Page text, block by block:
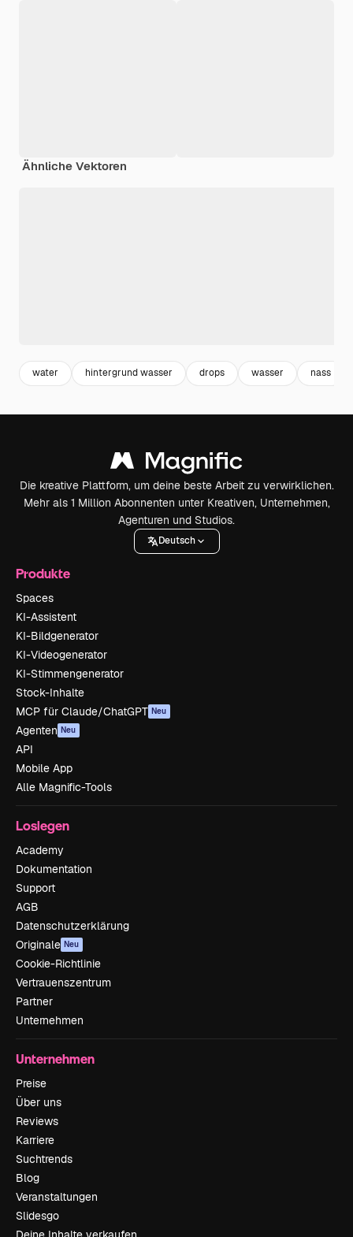
Ähnliche Vektoren
water hintergrund wasser drops wasser nass
Die kreative Plattform, um deine beste Arbeit zu verwirklichen.
Mehr als 1 Million Abonnenten unter Kreativen, Unternehmen,
Agenturen und Studios.
Deutsch
Produkte
Spaces
KI-Assistent
KI-Bildgenerator
KI-Videogenerator
KI-Stimmengenerator
Stock-Inhalte
MCP für Claude/ChatGPT Neu
Agenten Neu
API
Mobile App
Alle Magnific-Tools
Loslegen
Academy
Dokumentation
Support
AGB
Datenschutzerklärung
Originale Neu
Cookie-Richtlinie
Vertrauenszentrum
Partner
Unternehmen
Unternehmen
Preise
Über uns
Reviews
Karriere
Suchtrends
Blog
Veranstaltungen
Slidesgo